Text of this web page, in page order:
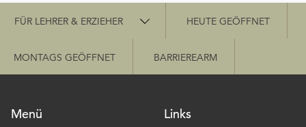
Schnellzugriff
FÜR LEHRER & ERZIEHER HEUTE GEÖFFNET
MONTAGS GEÖFFNET BARRIEREARM
Menü
Links